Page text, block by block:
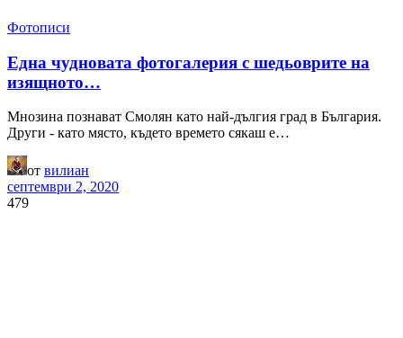
Фотописи
Една чудновата фотогалерия с шедьоврите на
изящното…
Мнозина познават Смолян като най-дългия град в България.
Други - като място, където времето сякаш е…
от вилиан
септември 2, 2020
479